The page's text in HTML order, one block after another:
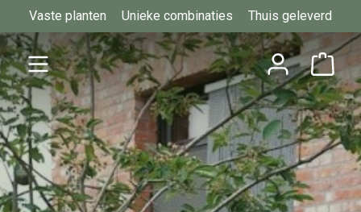
Ga naar de hoofdinhoud
Vaste planten Unieke combinaties Thuis geleverd